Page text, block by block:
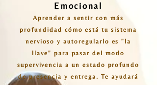
Emocional
Aprender a sentir con más
profundidad cómo está tu sistema
nervioso y autoregularlo es "la
llave" para pasar del modo
supervivencia a un estado profundo
de presencia y entrega. Te ayudará